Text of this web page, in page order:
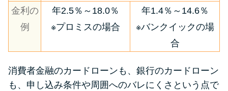
金利の
例
年2.5％～18.0％
※プロミスの場合
年1.4％～14.6％
※バンクイックの場
合
消費者金融のカードローンも、銀行のカードローン
も、申し込み条件や周囲へのバレにくさという点で